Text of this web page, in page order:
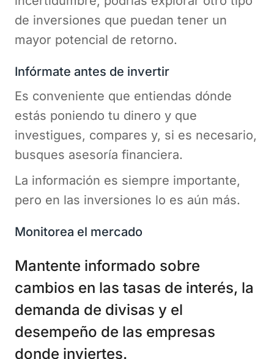
de inversiones que puedan tener un
mayor potencial de retorno.
Infórmate antes de invertir
Es conveniente que entiendas dónde
estás poniendo tu dinero y que
investigues, compares y, si es necesario,
busques asesoría financiera.
La información es siempre importante,
pero en las inversiones lo es aún más.
Monitorea el mercado
Mantente informado sobre
cambios en las tasas de interés, la
demanda de divisas y el
desempeño de las empresas
donde inviertes.